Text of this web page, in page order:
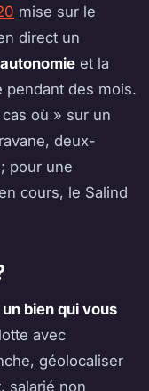
mise sur le
direct un
autonomie et la
des mois.
où » sur un
deux-
pour une
cours, le Salind
bien qui vous
avec
géolocaliser
salarié non